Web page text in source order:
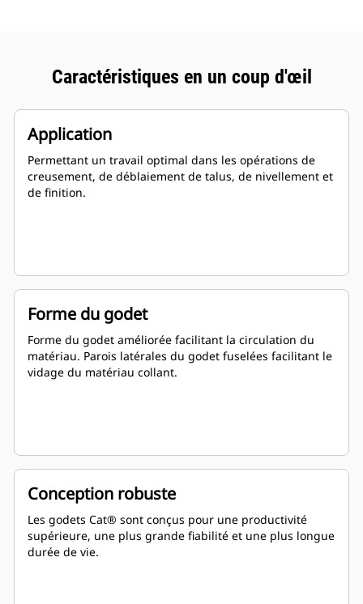
Caractéristiques en un coup d'œil
Application
Permettant un travail optimal dans les opérations de
creusement, de déblaiement de talus, de nivellement et
de finition.
Forme du godet
Forme du godet améliorée facilitant la circulation du
matériau. Parois latérales du godet fuselées facilitant le
vidage du matériau collant.
Conception robuste
Les godets Cat® sont conçus pour une productivité
supérieure, une plus grande fiabilité et une plus longue
durée de vie.